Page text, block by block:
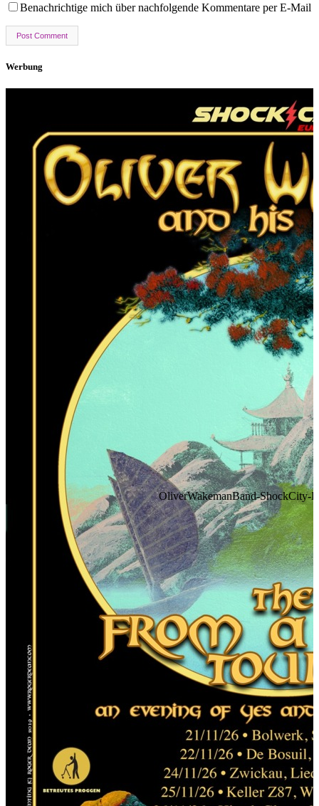
Benachrichtige mich über nachfolgende Kommentare per E-Mail
Werbung
OliverWakemanBand-ShockCity-